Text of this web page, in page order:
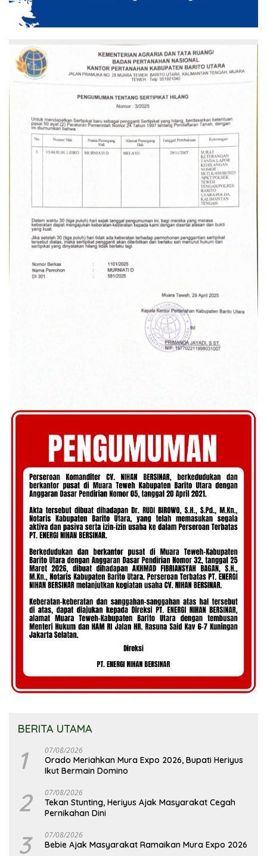
BERITA UTAMA
1 07/08/2026
Orado Meriahkan Mura Expo 2026, Bupati Heriyus
Ikut Bermain Domino
2 07/08/2026
Tekan Stunting, Heriyus Ajak Masyarakat Cegah
Pernikahan Dini
3 07/08/2026
Bebie Ajak Masyarakat Ramaikan Mura Expo 2026